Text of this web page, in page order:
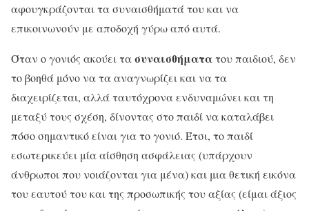
αφουγκράζονται τα συναισθήματά του και να
επικοινωνούν με αποδοχή γύρω από αυτά.
Όταν ο γονιός ακούει τασυναισθήματατου παιδιού, δεν
το βοηθά μόνο να τα αναγνωρίζει και να τα
διαχειρίζεται, αλλά ταυτόχρονα ενδυναμώνει και τη
μεταξύ τους σχέση, δίνοντας στο παιδί να καταλάβει
πόσο σημαντικό είναι για το γονιό. Έτσι, το παιδί
εσωτερικεύει μία αίσθηση ασφάλειας (υπάρχουν
άνθρωποι που νοιάζονται για μένα) και μια θετική εικόνα
του εαυτού του και της προσωπικής του αξίας (είμαι άξιος